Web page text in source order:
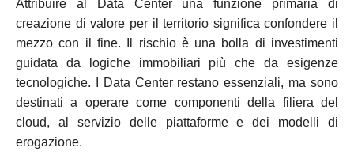
Attribuire al Data Center una funzione primaria di
creazione di valore per il territorio significa confondere il
mezzo con il fine. Il rischio è una bolla di investimenti
guidata da logiche immobiliari più che da esigenze
tecnologiche. I Data Center restano essenziali, ma sono
destinati a operare come componenti della filiera del
cloud, al servizio delle piattaforme e dei modelli di
erogazione.